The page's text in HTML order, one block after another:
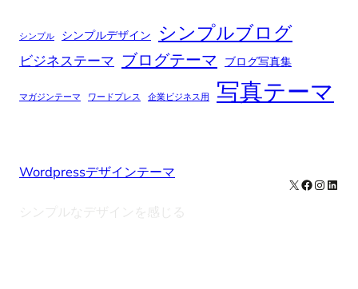
シンプル シンプルデザイン シンプルブログ
ビジネステーマ ブログテーマ ブログ写真集
マガジンテーマ ワードプレス 企業ビジネス用 写真テーマ
Wordpressデザインテーマ
シンプルなデザインを感じる
X Facebook